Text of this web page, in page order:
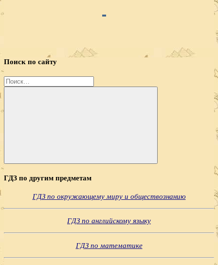
Поиск по сайту
Найти:
Поиск
ГДЗ по другим предметам
ГДЗ по окружающему миру и обществознанию
ГДЗ по английскому языку
ГДЗ по математике